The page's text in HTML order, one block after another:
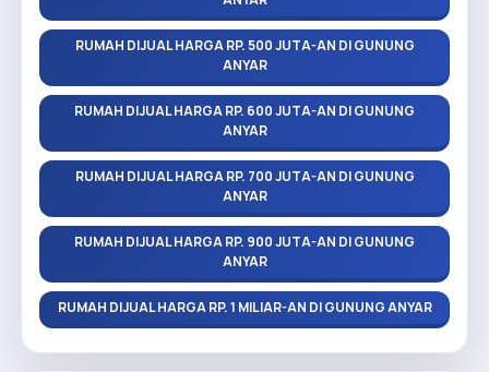
RUMAH DIJUAL HARGA RP. 500 JUTA-AN DI GUNUNG
ANYAR
RUMAH DIJUAL HARGA RP. 600 JUTA-AN DI GUNUNG
ANYAR
RUMAH DIJUAL HARGA RP. 700 JUTA-AN DI GUNUNG
ANYAR
RUMAH DIJUAL HARGA RP. 900 JUTA-AN DI GUNUNG
ANYAR
RUMAH DIJUAL HARGA RP. 1 MILIAR-AN DI GUNUNG ANYAR